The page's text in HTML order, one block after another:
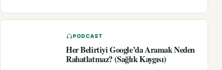
PODCAST
Her Belirtiyi Google’da Aramak Neden
Rahatlatmaz? (Sağlık Kaygısı)